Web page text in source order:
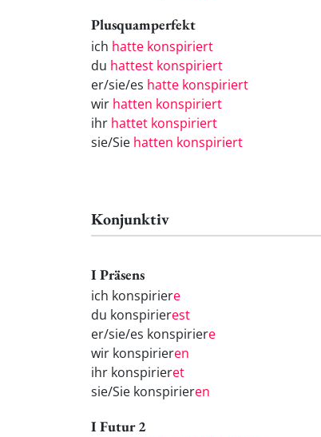
Plusquamperfekt
ich hatte konspiriert
du hattest konspiriert
er/sie/es hatte konspiriert
wir hatten konspiriert
ihr hattet konspiriert
sie/Sie hatten konspiriert
Konjunktiv
I Präsens
ich konspiriere
du konspirierest
er/sie/es konspiriere
wir konspirieren
ihr konspirieret
sie/Sie konspirieren
I Futur 2